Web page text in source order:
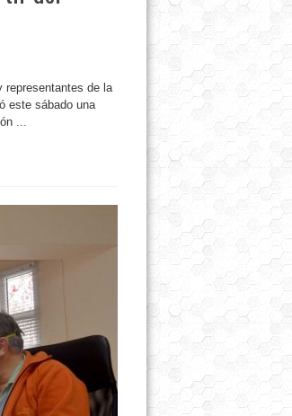
representantes de la
este sábado una
...